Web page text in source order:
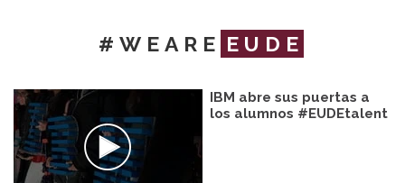
#WEARE EUDE
IBM abre sus puertas a
los alumnos #EUDEtalent